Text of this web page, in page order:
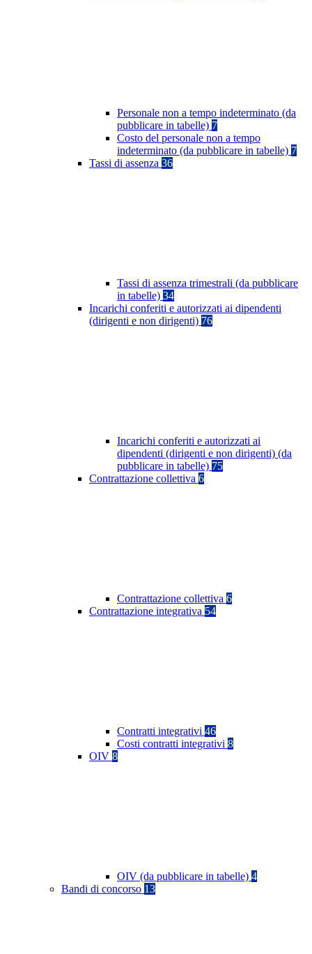
Personale non a tempo indeterminato (da
pubblicare in tabelle) 7
Costo del personale non a tempo
indeterminato (da pubblicare in tabelle) 7
Tassi di assenza 36
Tassi di assenza trimestrali (da pubblicare
in tabelle) 34
Incarichi conferiti e autorizzati ai dipendenti
(dirigenti e non dirigenti) 76
Incarichi conferiti e autorizzati ai
dipendenti (dirigenti e non dirigenti) (da
pubblicare in tabelle) 75
Contrattazione collettiva 6
Contrattazione collettiva 6
Contrattazione integrativa 54
Contratti integrativi 46
Costi contratti integrativi 8
OIV 8
OIV (da pubblicare in tabelle) 4
Bandi di concorso 13